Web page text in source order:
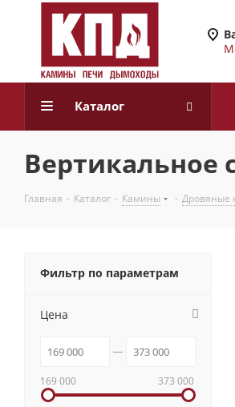
Каталог
Вертикальное
Главная - Каталог - Камины - Дровяные
Фильтр по параметрам
Цена
169 000 373 000